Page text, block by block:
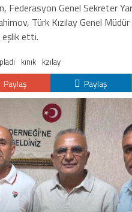
Federasyon Genel Sekreter
Türk Kızılay Genel Müdür
eşlik etti.
kınık kzılay
Paylaş Paylaş